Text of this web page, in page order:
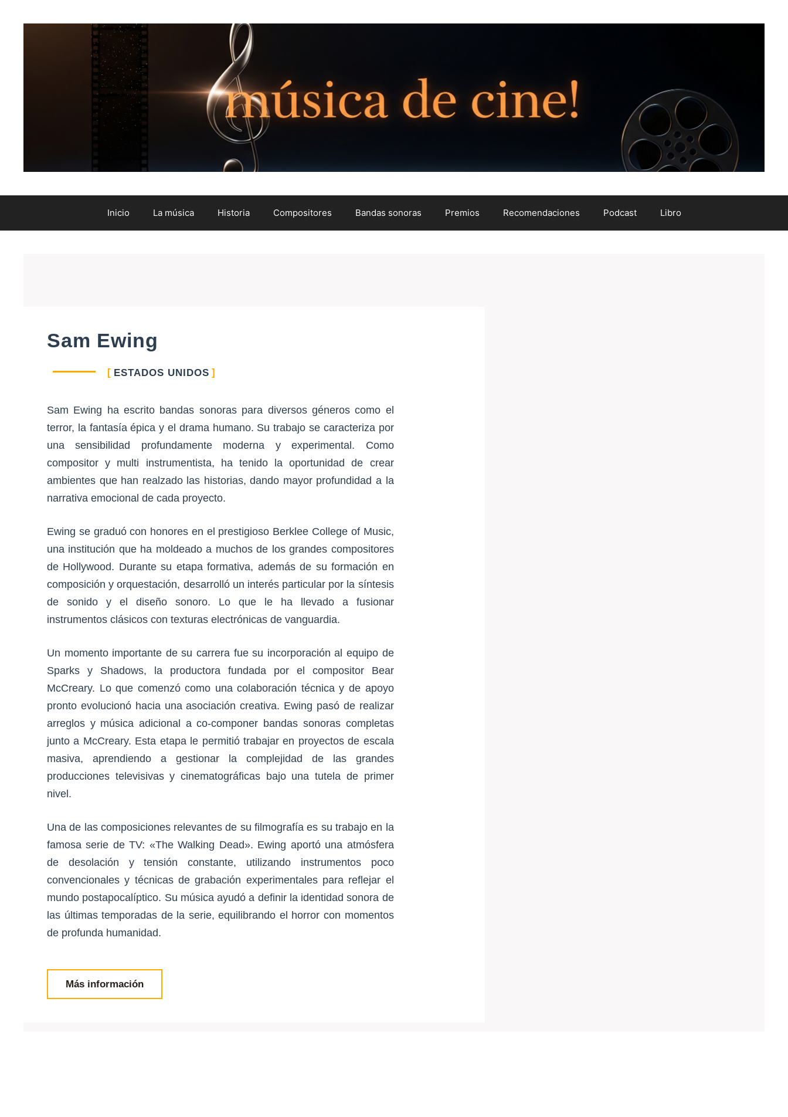
Inicio La música Historia Compositores Bandas sonoras Premios Recomendaciones Podcast Libro
Sam Ewing
ESTADOS UNIDOS
Sam Ewing ha escrito bandas sonoras para diversos géneros como el
terror, la fantasía épica y el drama humano. Su trabajo se caracteriza por
una sensibilidad profundamente moderna y experimental. Como
compositor y multi instrumentista, ha tenido la oportunidad de crear
ambientes que han realzado las historias, dando mayor profundidad a la
narrativa emocional de cada proyecto.
Ewing se graduó con honores en el prestigioso Berklee College of Music,
una institución que ha moldeado a muchos de los grandes compositores
de Hollywood. Durante su etapa formativa, además de su formación en
composición y orquestación, desarrolló un interés particular por la síntesis
de sonido y el diseño sonoro. Lo que le ha llevado a fusionar
instrumentos clásicos con texturas electrónicas de vanguardia.
Un momento importante de su carrera fue su incorporación al equipo de
Sparks y Shadows, la productora fundada por el compositor Bear
McCreary. Lo que comenzó como una colaboración técnica y de apoyo
pronto evolucionó hacia una asociación creativa. Ewing pasó de realizar
arreglos y música adicional a co-componer bandas sonoras completas
junto a McCreary. Esta etapa le permitió trabajar en proyectos de escala
masiva, aprendiendo a gestionar la complejidad de las grandes
producciones televisivas y cinematográficas bajo una tutela de primer
nivel.
Una de las composiciones relevantes de su filmografía es su trabajo en la
famosa serie de TV: «The Walking Dead». Ewing aportó una atmósfera
de desolación y tensión constante, utilizando instrumentos poco
convencionales y técnicas de grabación experimentales para reflejar el
mundo postapocalíptico. Su música ayudó a definir la identidad sonora de
las últimas temporadas de la serie, equilibrando el horror con momentos
de profunda humanidad.
Más información